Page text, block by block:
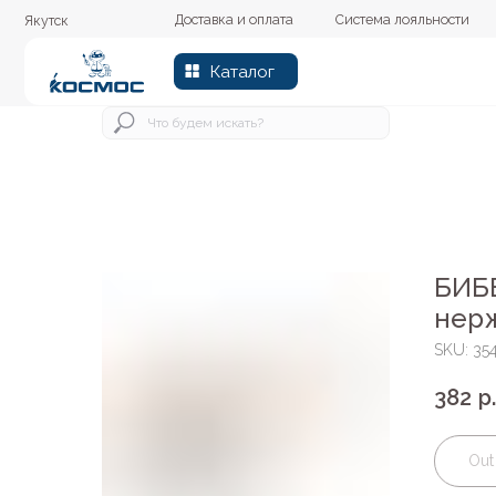
Якутск
Каталог
Доставка и оплата Система лояльности
SKU:
382 р.